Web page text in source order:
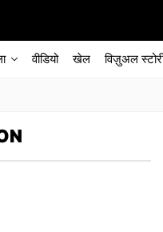
वीडियो खेल विज़ुअल